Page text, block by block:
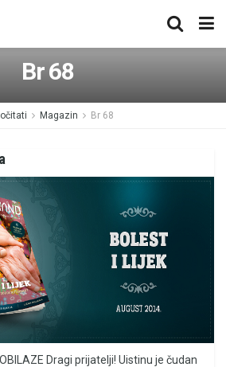
Br 68
Magazin Br 68
OBILAZE Dragi prijatelji! Uistinu je čudan